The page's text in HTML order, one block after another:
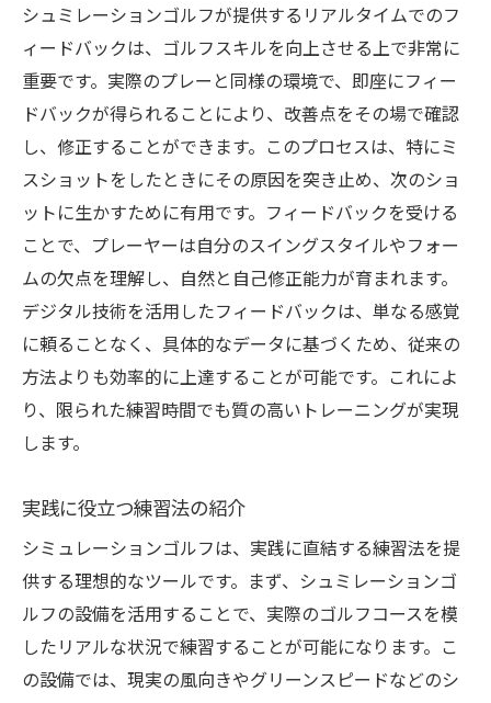
目的に応じた練習メニューの選定
日常に取り入れやすいゴルフ時間
全天候型のゴルフ練習シュミレーションゴルフ
の利点
雨の日でも練習が可能な理由
シーズンオフでもスキルを保つ方法
環境の影響を受けない安心感
一年中快適に練習できる設備
気候に左右されないスキル開発
持続的な練習環境の重要性
シュミレーションゴルフ設備で新たなゴルフの
楽しみ方を発見
家族や友人と楽しむシュミレーションゴル
フ
コミュニティが広がるネットワークプレー
日常の中の非日常体験
新しいゴルフの文化を創造する
多様なプレースタイルで楽しむ
シュミレーションゴルフが提供するリアルタイムでのフ
ィードバックは、ゴルフスキルを向上させる上で非常に
重要です。実際のプレーと同様の環境で、即座にフィー
ドバックが得られることにより、改善点をその場で確認
し、修正することができます。このプロセスは、特にミ
スショットをしたときにその原因を突き止め、次のショ
ットに生かすために有用です。フィードバックを受ける
ことで、プレーヤーは自分のスイングスタイルやフォー
ムの欠点を理解し、自然と自己修正能力が育まれます。
デジタル技術を活用したフィードバックは、単なる感覚
に頼ることなく、具体的なデータに基づくため、従来の
方法よりも効率的に上達することが可能です。これによ
り、限られた練習時間でも質の高いトレーニングが実現
します。
実践に役立つ練習法の紹介
シミュレーションゴルフは、実践に直結する練習法を提
供する理想的なツールです。まず、シュミレーションゴ
ルフの設備を活用することで、実際のゴルフコースを模
したリアルな状況で練習することが可能になります。こ
の設備では、現実の風向きやグリーンスピードなどのシ